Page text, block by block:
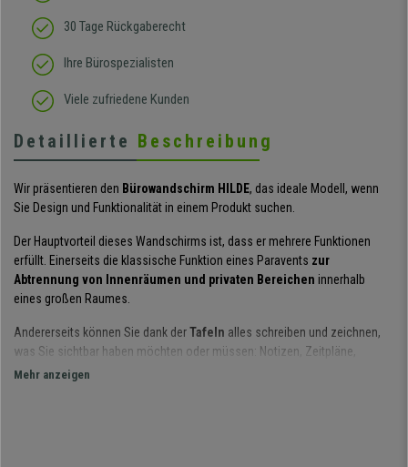
30 Tage Rückgaberecht
Ihre Bürospezialisten
Viele zufriedene Kunden
Detaillierte Beschreibung
Wir präsentieren den Bürowandschirm HILDE, das ideale Modell, wenn
Sie Design und Funktionalität in einem Produkt suchen.
Der Hauptvorteil dieses Wandschirms ist, dass er mehrere Funktionen
erfüllt. Einerseits die klassische Funktion eines Paravents zur
Abtrennung von Innenräumen und privaten Bereichen innerhalb
eines großen Raumes.
Andererseits können Sie dank derTafeln alles schreiben und zeichnen,
was Sie sichtbar haben möchten oder müssen: Notizen, Zeitpläne,
Ankündigungen, Diagramme...
Mehr anzeigen